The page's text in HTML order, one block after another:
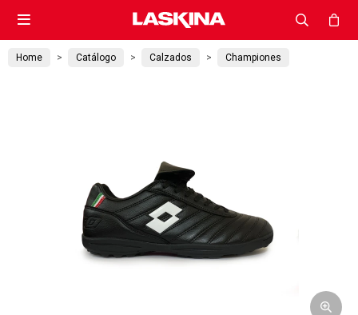

Home Catálogo Calzados Championes